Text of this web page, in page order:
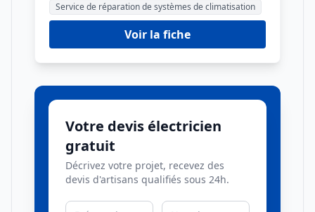
Service de réparation de systèmes de climatisation
Voir la fiche
Votre devis électricien
gratuit
Décrivez votre projet, recevez des
devis d'artisans qualifiés sous 24h.